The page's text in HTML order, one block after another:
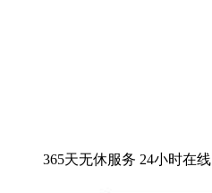
365天无休服务 24小时在线